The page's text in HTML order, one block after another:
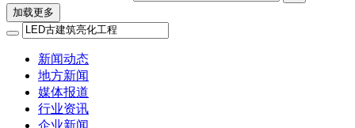
加载更多
新闻动态
地方新闻
媒体报道
行业资讯
企业新闻